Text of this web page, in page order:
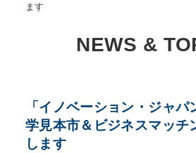
ます
NEWS &
「イノベーション・ジャ
学見本市＆ビジネスマッチ
します